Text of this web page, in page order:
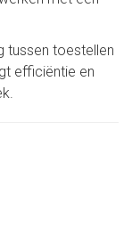
tussen toestellen
efficiëntie en